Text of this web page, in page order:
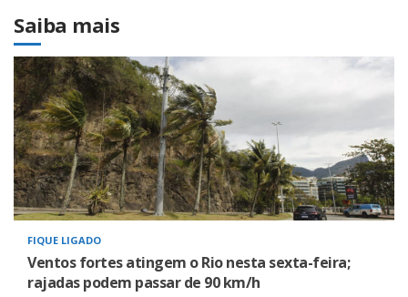
Saiba mais
FIQUE LIGADO
Ventos fortes atingem o Rio nesta sexta-feira;
rajadas podem passar de 90 km/h